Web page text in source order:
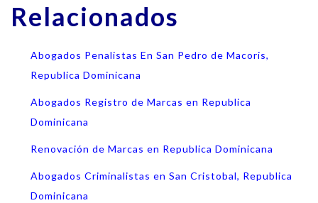
Relacionados
Abogados Penalistas En San Pedro de Macoris,
Republica Dominicana
Abogados Registro de Marcas en Republica
Dominicana
Renovación de Marcas en Republica Dominicana
Abogados Criminalistas en San Cristobal, Republica
Dominicana